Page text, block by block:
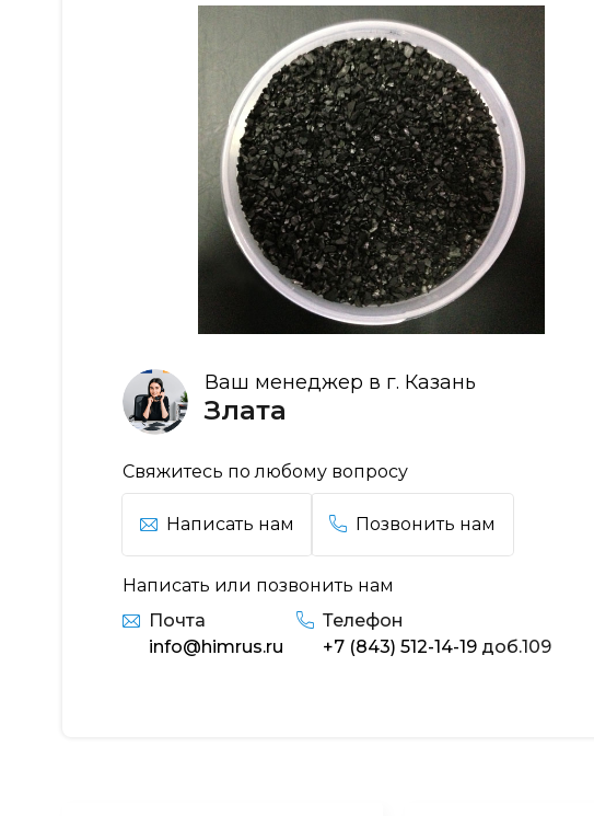
Ваш менеджер в г. Казань
Злата
Свяжитесь по любому вопросу
Написать нам Позвонить нам
Написать или позвонить нам
Почта
info@himrus.ru
Телефон
+7 (843) 512-14-19 доб.109